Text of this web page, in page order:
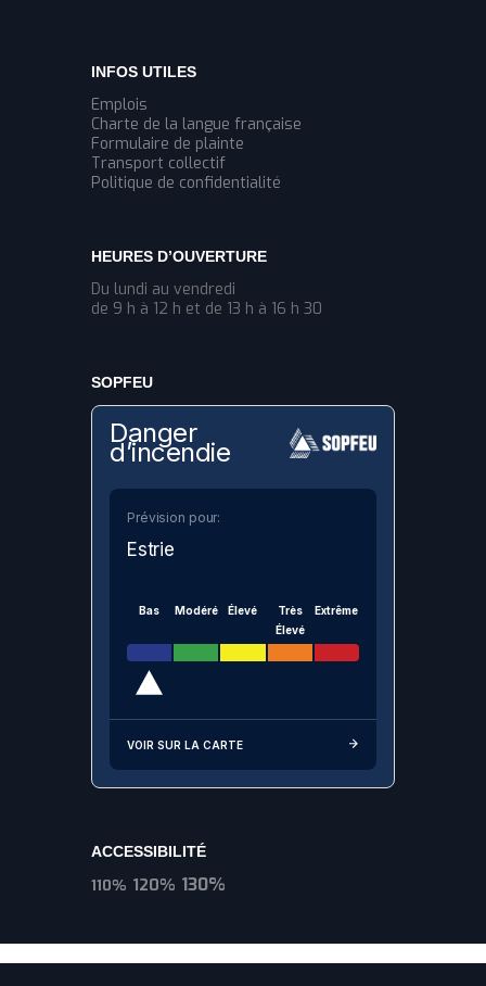
INFOS UTILES
Emplois
Charte de la langue française
Formulaire de plainte
Transport collectif
Politique de confidentialité
HEURES D’OUVERTURE
Du lundi au vendredi
de 9 h à 12 h et de 13 h à 16 h 30
SOPFEU
Danger
d’incendie
Prévision pour:
Estrie
Bas Modéré Élevé
Très
Élevé
Extrême
VOIR SUR LA CARTE
ACCESSIBILITÉ
110% 120% 130%